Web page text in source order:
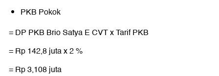
PKB Pokok
= DP PKB Brio Satya E CVT x Tarif PKB
= Rp 142,8 juta x 2 %
= Rp 3,108 juta